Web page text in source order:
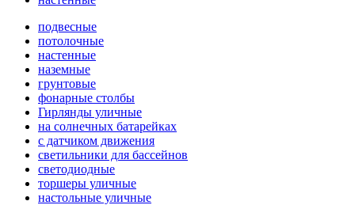
подвесные
потолочные
настенные
наземные
грунтовые
фонарные столбы
Гирлянды уличные
на солнечных батарейках
с датчиком движения
светильники для бассейнов
светодиодные
торшеры уличные
настольные уличные